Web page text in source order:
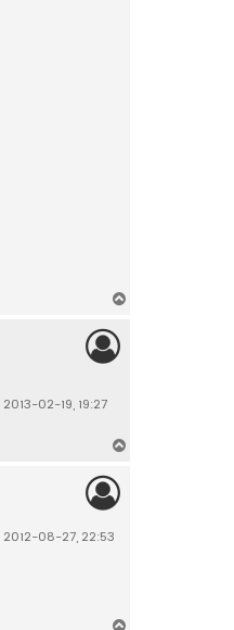
2013-02-19, 19:27
2012-08-27, 22:53